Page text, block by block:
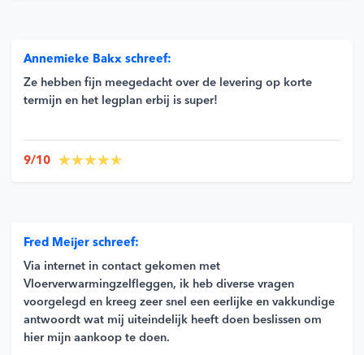
Annemieke Bakx schreef:
Ze hebben fijn meegedacht over de levering op korte
termijn en het legplan erbij is super!
9/10
Fred Meijer schreef:
Via internet in contact gekomen met
Vloerverwarmingzelfleggen, ik heb diverse vragen
voorgelegd en kreeg zeer snel een eerlijke en vakkundige
antwoordt wat mij uiteindelijk heeft doen beslissen om
hier mijn aankoop te doen.